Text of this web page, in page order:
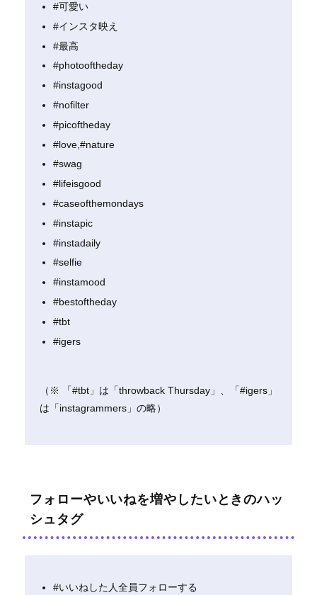
#可愛い
#インスタ映え
#最高
#photooftheday
#instagood
#nofilter
#picoftheday
#love,#nature
#swag
#lifeisgood
#caseofthemondays
#instapic
#instadaily
#selfie
#instamood
#bestoftheday
#tbt
#igers
（※ 「#tbt」は「throwback Thursday」、「#igers」
は「instagrammers」の略）
フォローやいいねを増やしたいときのハッ
シュタグ
#いいねした人全員フォローする